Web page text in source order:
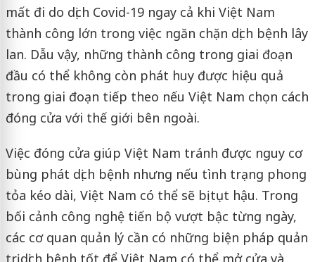
mất đi do dịch Covid-19 ngay cả khi Việt Nam
thành công lớn trong việc ngăn chặn dịch bệnh lây
lan. Dẫu vậy, những thành công trong giai đoạn
đầu có thể không còn phát huy được hiệu quả
trong giai đoạn tiếp theo nếu Việt Nam chọn cách
đóng cửa với thế giới bên ngoài.
Việc đóng cửa giúp Việt Nam tránh được nguy cơ
bùng phát dịch bệnh nhưng nếu tình trạng phong
tỏa kéo dài, Việt Nam có thể sẽ bị tụt hậu. Trong
bối cảnh công nghệ tiến bộ vượt bậc từng ngày,
các cơ quan quản lý cần có những biện pháp quản
trị dịch bệnh tốt để Việt Nam có thể mở cửa và